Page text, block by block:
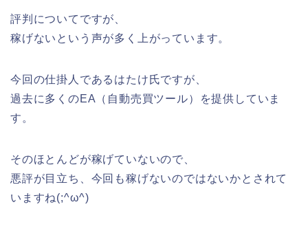
評判についてですが、
稼げないという声が多く上がっています。
今回の仕掛人であるはたけ氏ですが、
過去に多くのEA（自動売買ツール）を提供していま
す。
そのほとんどが稼げていないので、
悪評が目立ち、今回も稼げないのではないかとされて
いますね(;^ω^)